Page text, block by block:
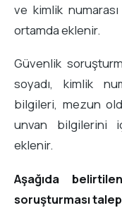
ve kimlik
ortamda eklenir.
Güvenlik
soyadı, kimlik
bilgileri, mezun
unvan bilgilerini
eklenir.
Aşağıda
soruşturması